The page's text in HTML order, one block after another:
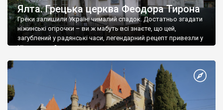
Ялта. Грецька церква Феодора Тирона
Греки залишили Україні чималий спадок. Достатньо згадати
ніжинські огірочки – ви ж мабуть всі знаєте, що цей,
загублений у радянські часи, легендарний рецепт привезли у
Ніжин греки?